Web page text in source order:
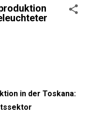
wert sind,
du dein Geld für
Toskana im
Wein,
in der Toskana: